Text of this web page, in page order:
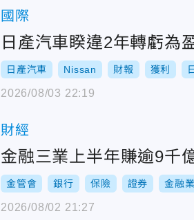
國際
日產汽車睽違2年轉虧為
日產汽車 Nissan 財報 獲利
2026/08/03 22:19
財經
金融三業上半年賺逾9千
金管會 銀行 保險 證券 金融業
2026/08/02 21:27